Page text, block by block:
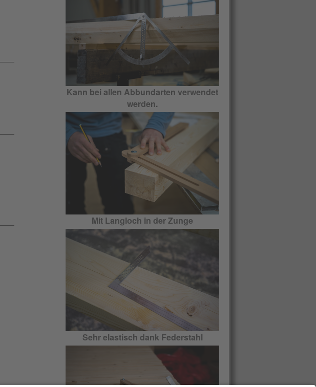
Kann bei allen Abbundarten verwendet
werden.
Mit Langloch in der Zunge
Sehr elastisch dank Federstahl